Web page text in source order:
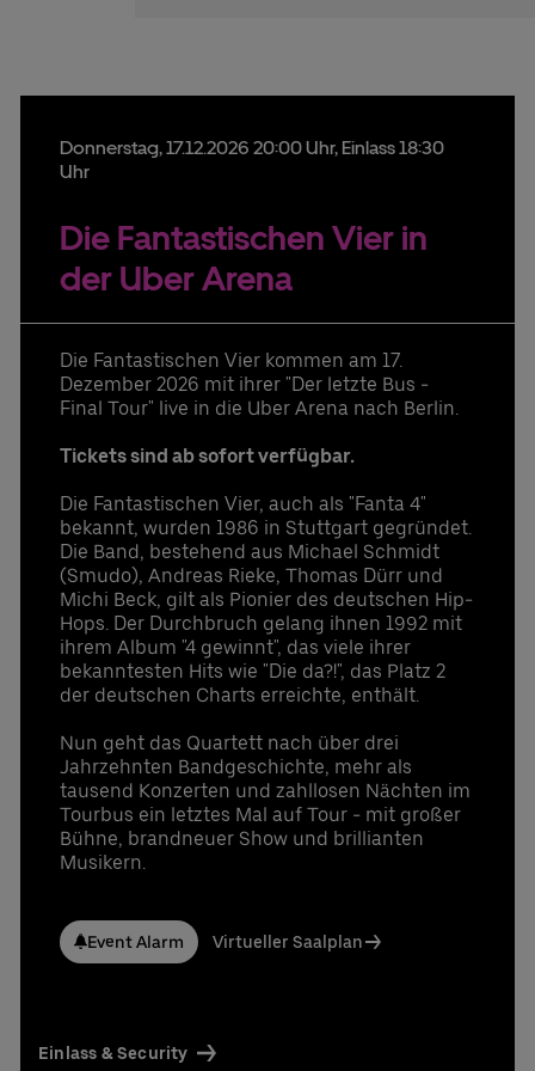
Donnerstag,17.12.2026 20:00 Uhr, Einlass 18:30
Uhr
Die Fantastischen Vier in
der Uber Arena
Die Fantastischen Vier kommen am 17.
Dezember 2026 mit ihrer "Der letzte Bus -
Final Tour" live in die Uber Arena nach Berlin.
Tickets sind ab sofort verfügbar.
Die Fantastischen Vier, auch als "Fanta 4"
bekannt, wurden 1986 in Stuttgart gegründet.
Die Band, bestehend aus Michael Schmidt
(Smudo), Andreas Rieke, Thomas Dürr und
Michi Beck, gilt als Pionier des deutschen Hip-
Hops. Der Durchbruch gelang ihnen 1992 mit
ihrem Album "4 gewinnt", das viele ihrer
bekanntesten Hits wie "Die da?!", das Platz 2
der deutschen Charts erreichte, enthält.
Nun geht das Quartett nach über drei
Jahrzehnten Bandgeschichte, mehr als
tausend Konzerten und zahllosen Nächten im
Tourbus ein letztes Mal auf Tour - mit großer
Bühne, brandneuer Show und brillianten
Musikern.
Event Alarm Virtueller Saalplan
Einlass & Security